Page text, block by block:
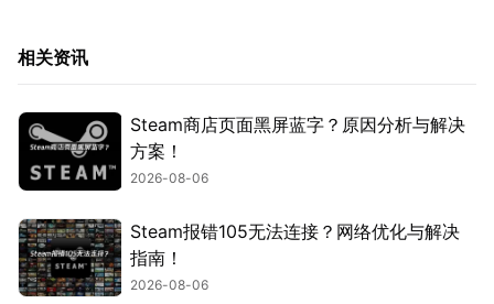
相关资讯
Steam商店页面黑屏蓝字？原因分析与解决
方案！
2026-08-06
Steam报错105无法连接？网络优化与解决
指南！
2026-08-06